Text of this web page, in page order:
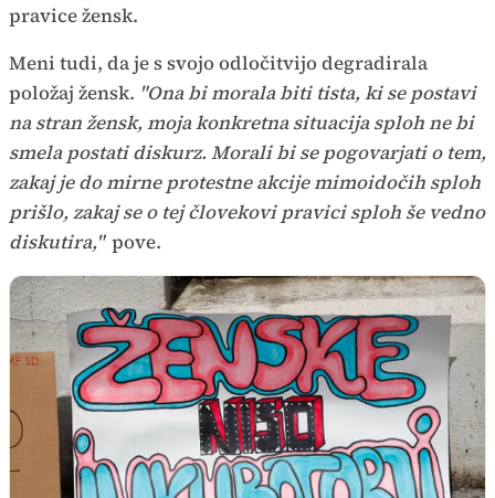
pravice žensk.
Meni tudi, da je s svojo odločitvijo degradirala
položaj žensk. "Ona bi morala biti tista, ki se postavi
na stran žensk, moja konkretna situacija sploh ne bi
smela postati diskurz. Morali bi se pogovarjati o tem,
zakaj je do mirne protestne akcije mimoidočih sploh
prišlo, zakaj se o tej človekovi pravici sploh še vedno
diskutira," pove.